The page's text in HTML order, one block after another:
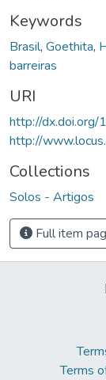
Keywords
Brasil, Goethita,
barreiras
URI
http://
http://
Collections
Solos - Artigos
Full item
Terms